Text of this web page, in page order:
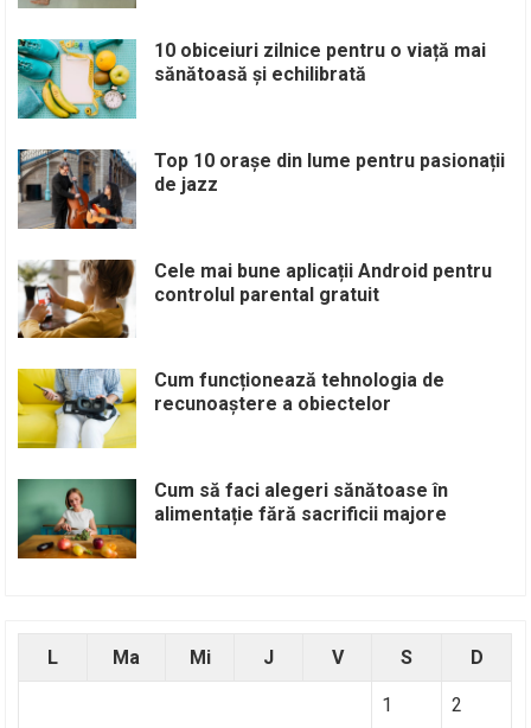
10 obiceiuri zilnice pentru o viață mai
sănătoasă și echilibrată
Top 10 orașe din lume pentru pasionații
de jazz
Cele mai bune aplicații Android pentru
controlul parental gratuit
Cum funcționează tehnologia de
recunoaștere a obiectelor
Cum să faci alegeri sănătoase în
alimentație fără sacrificii majore
L Ma Mi J V S D
1 2